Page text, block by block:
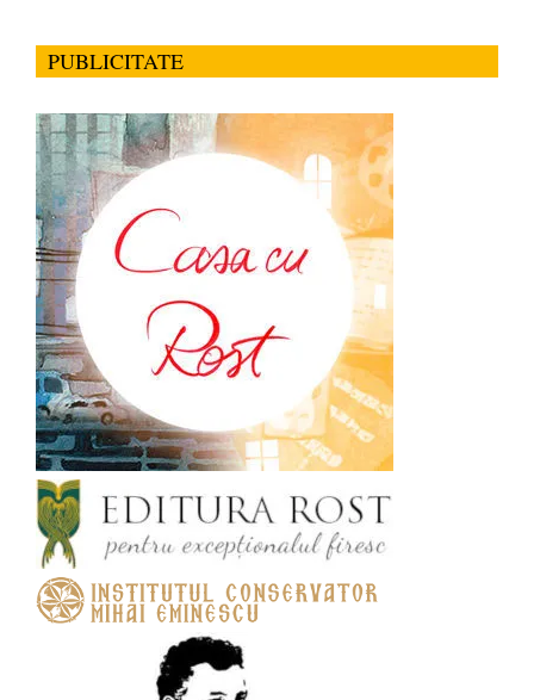
PUBLICITATE